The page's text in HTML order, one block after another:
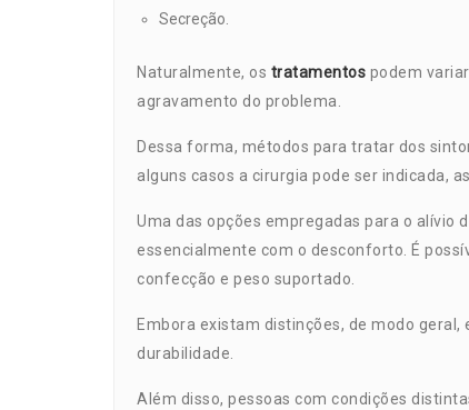
Secreção.
Naturalmente, os tratamentos podem
agravamento do problema.
Dessa forma, métodos para tratar dos
alguns casos a cirurgia pode ser indicada,
Uma das opções empregadas para o alívio
essencialmente com o desconforto. É
confecção e peso suportado.
Embora existam distinções, de modo
durabilidade.
Além disso, pessoas com condições